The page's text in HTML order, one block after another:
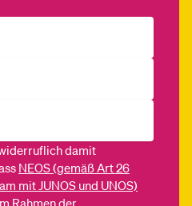
damit
NEOS (gemäß Art 26
mit JUNOS und UNOS)
Rahmen der